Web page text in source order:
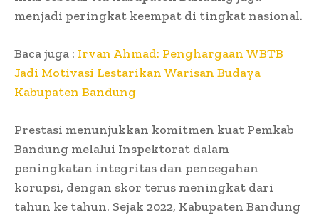
menjadi peringkat keempat di tingkat nasional.
Baca juga : Irvan Ahmad: Penghargaan WBTB
Jadi Motivasi Lestarikan Warisan Budaya
Kabupaten Bandung
Prestasi menunjukkan komitmen kuat Pemkab
Bandung melalui Inspektorat dalam
peningkatan integritas dan pencegahan
korupsi, dengan skor terus meningkat dari
tahun ke tahun. Sejak 2022, Kabupaten Bandung